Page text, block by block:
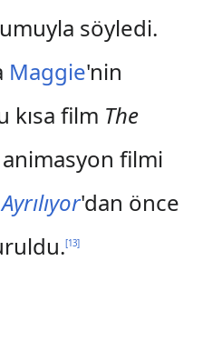
söyledi.
Maggie'nin
kısa film The
filmi
'dan önce
[13]